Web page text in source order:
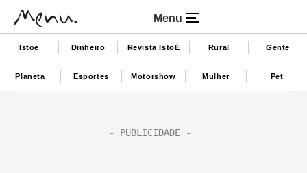
Menu
Istoe Dinheiro Revista IstoÉ Rural Gente
Planeta Esportes Motorshow Mulher Pet